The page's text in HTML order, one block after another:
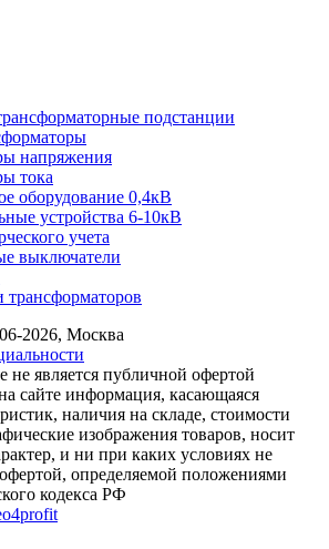
подстанции
напряжения
тока
оборудование 0,4кВ
устройства 6-10кВ
учета
выключатели
трансформаторов
2026, Москва
не является публичной офертой
сайте информация, касающаяся
наличия на складе, стоимости
изображения товаров, носит
и ни при каких условиях не
определяемой положениями
кодекса РФ